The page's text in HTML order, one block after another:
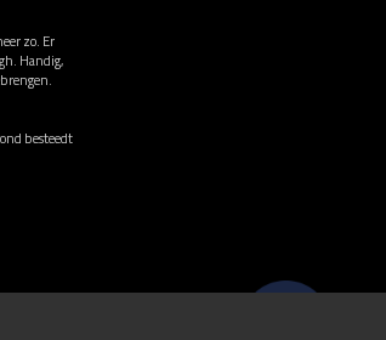
zo. Er
Handig,
besteedt